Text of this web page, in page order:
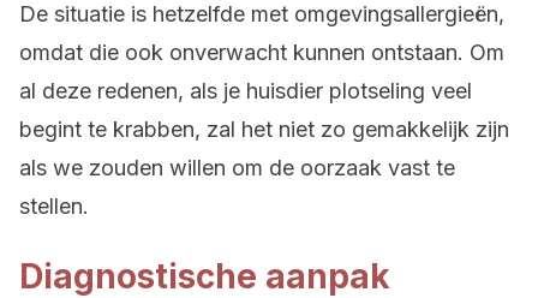
De situatie is hetzelfde met omgevingsallergieën,
omdat die ook onverwacht kunnen ontstaan. Om
al deze redenen, als je huisdier plotseling veel
begint te krabben, zal het niet zo gemakkelijk zijn
als we zouden willen om de oorzaak vast te
stellen.
Diagnostische aanpak